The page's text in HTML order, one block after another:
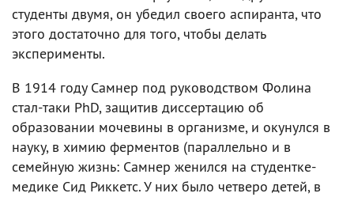
студенты двумя, он убедил своего аспиранта, что
этого достаточно для того, чтобы делать
эксперименты.
В 1914 году Самнер под руководством Фолина
стал-таки PhD, защитив диссертацию об
образовании мочевины в организме, и окунулся в
науку, в химию ферментов (параллельно и в
семейную жизнь: Самнер женился на студентке-
медике Сид Риккетс. У них было четверо детей, в